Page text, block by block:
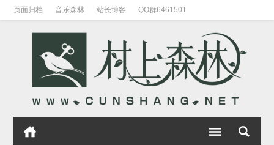
页面归档 音乐森林 站长博客 QQ群6461501